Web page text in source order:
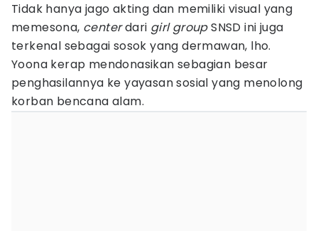
Tidak hanya jago akting dan memiliki visual yang
memesona, centerdari girl groupSNSD ini juga
terkenal sebagai sosok yang dermawan, lho.
Yoona kerap mendonasikan sebagian besar
penghasilannya ke yayasan sosial yang menolong
korban bencana alam.